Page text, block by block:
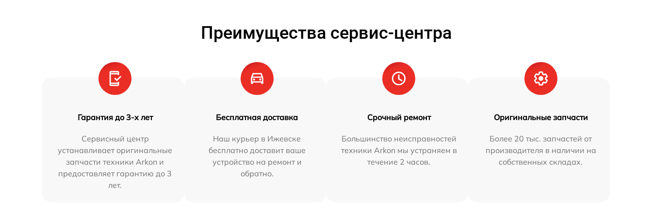
Преимущества сервис-центра
Гарантия до 3-х лет
Сервисный центр
устанавливает оригинальные
запчасти техники Arkon и
предоставляет гарантию до 3
лет.
Бесплатная доставка
Наш курьер в Ижевске
бесплатно доставит ваше
устройство на ремонт и
обратно.
Срочный ремонт
Большинство неисправностей
техники Arkon мы устраняем в
течение 2 часов.
Оригинальные запчасти
Более 20 тыс. запчастей от
производителя в наличии на
собственных складах.